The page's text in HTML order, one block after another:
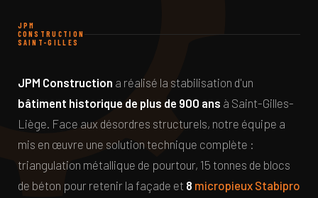
JPM
CONSTRUCTION
SAINT-GILLES
JPM Construction a réalisé la stabilisation d'un
bâtiment historique de plus de 900 ans à Saint-Gilles-
Liège. Face aux désordres structurels, notre équipe a
mis en œuvre une solution technique complète :
triangulation métallique de pourtour, 15 tonnes de blocs
de béton pour retenir la façade et 8 micropieux Stabipro